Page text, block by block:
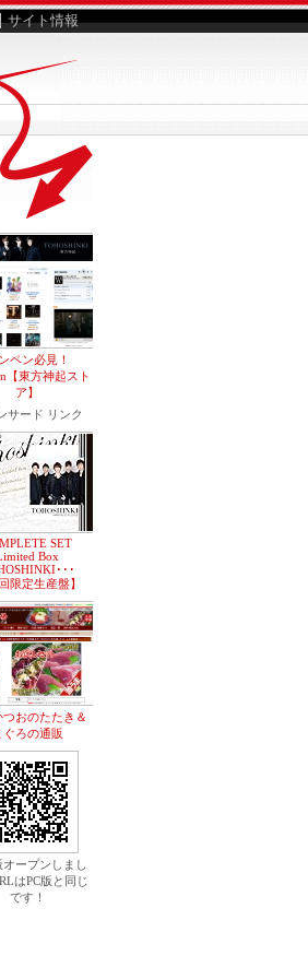
サイト情報
ペン必見！
【東方神起スト
ア】
サード リンク
SET
Box
･･･
限定生産盤】
つおのたたき＆
ぐろの通販
オープンしまし
はPC版と同じ
です！